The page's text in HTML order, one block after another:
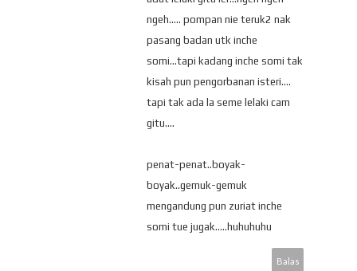
ngeh..... pompan nie teruk2 nak
pasang badan utk inche
somi...tapi kadang inche somi tak
kisah pun pengorbanan isteri....
tapi tak ada la seme lelaki cam
gitu....
penat-penat..boyak-
boyak..gemuk-gemuk
mengandung pun zuriat inche
somi tue jugak.....huhuhuhu
Balas